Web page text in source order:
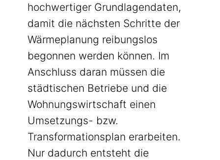
hochwertiger Grundlagendaten,
damit die nächsten Schritte der
Wärmeplanung reibungslos
begonnen werden können. Im
Anschluss daran müssen die
städtischen Betriebe und die
Wohnungswirtschaft einen
Umsetzungs- bzw.
Transformationsplan erarbeiten.
Nur dadurch entsteht die